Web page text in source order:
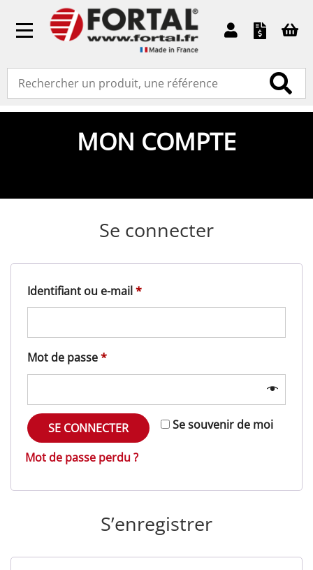
Toggle
MON COMPTE
Se connecter
Identifiant ou e-mail*Obligatoire
Mot de passe*Obligatoire
Se souvenir de moi
SE CONNECTER
Mot de passe perdu ?
S’enregistrer